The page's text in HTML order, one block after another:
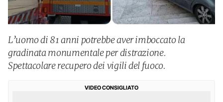
L’uomo di 81 anni potrebbe aver imboccato la
gradinata monumentale per distrazione.
Spettacolare recupero dei vigili del fuoco.
VIDEO CONSIGLIATO